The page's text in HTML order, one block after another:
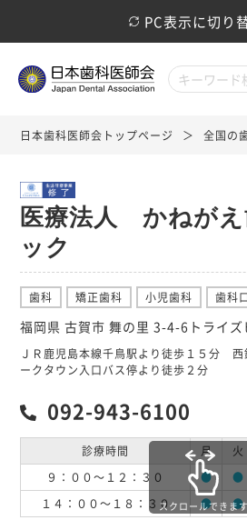
PC表示に切り
日本歯科医師会トップページ 全国の
医療法人 かねがえ
ック
歯科 矯正歯科 小児歯科 歯科
福岡県 古賀市 舞の里 3-4-6トライズ
ＪＲ鹿児島本線千鳥駅より徒歩１５分
ークタウン入口バス停より徒歩２分
092-943-6100
診療時間 月 火
９：００～１２：３０
● ●
１４：００～１８：３０
● ●
スクロールできます